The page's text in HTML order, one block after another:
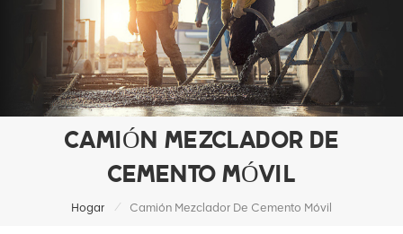
CAMIÓN MEZCLADOR DE
CEMENTO MÓVIL
Hogar / Camión Mezclador De Cemento Móvil